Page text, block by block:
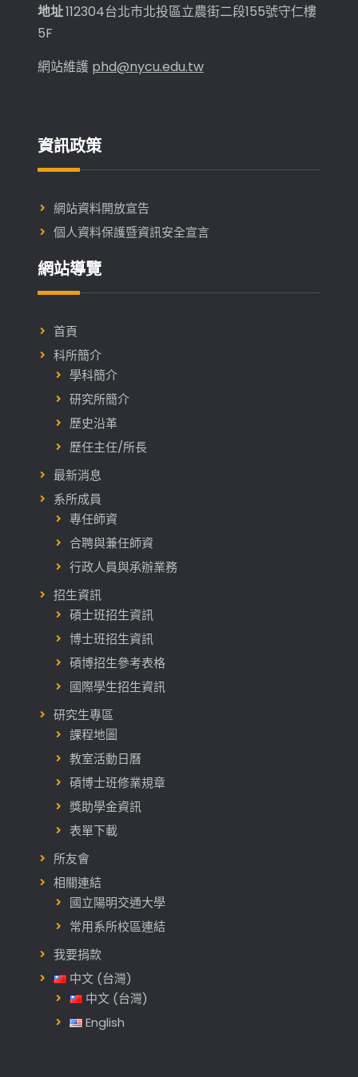
地址112304台北市北投區立農街二段155號守仁樓
5F
網站維護 phd@nycu.edu.tw
資訊政策
網站資料開放宣告
個人資料保護暨資訊安全宣言
網站導覽
首頁
科所簡介
學科簡介
研究所簡介
歷史沿革
歷任主任/所長
最新消息
系所成員
專任師資
合聘與兼任師資
行政人員與承辦業務
招生資訊
碩士班招生資訊
博士班招生資訊
碩博招生參考表格
國際學生招生資訊
研究生專區
課程地圖
教室活動日曆
碩博士班修業規章
獎助學金資訊
表單下載
所友會
相關連結
國立陽明交通大學
常用系所校區連結
我要捐款
中文 (台灣)
中文 (台灣)
English